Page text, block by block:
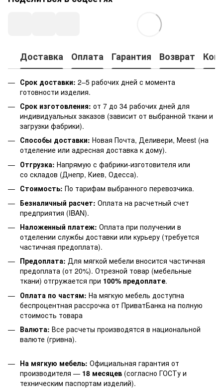
Доставка Оплата Гарантия Возврат
Срок доставки: 2–5 рабочих дней с момента
готовности изделия.
Срок изготовления: от 7 до 34 рабочих дней для
индивидуальных заказов (зависит от выбранной ткани и
загрузки фабрики).
Способы доставки: Новая Почта, Деливери, Мeest (на
отделение или адресная доставка к дому).
Отгрузка: Напрямую с фабрики-изготовителя или
со складов (Днепр, Киев, Одесса).
Стоимость: По тарифам выбранного перевозчика.
Безналичный расчет: Оплата на расчетный счет
предприятия (IBAN).
Наложенный платеж: Оплата при получении в
отделении службы доставки или курьеру (требуется
частичная предоплата).
Предоплата: Для мягкой мебели вносится частичная
предоплата (от 20%). Отрезной товар (мебельные
ткани) отгружается при 100% предоплате.
Оплата по частям: На мягкую мебель доступна
беспроцентная рассрочка от ПриватБанка на полную
стоимость товара
Валюта: Все расчеты производятся в национальной
валюте (гривна).
На мягкую мебель: Официальная гарантия от
производителя — 18 месяцев (согласно ГОСТу и
техническим паспортам изделий).